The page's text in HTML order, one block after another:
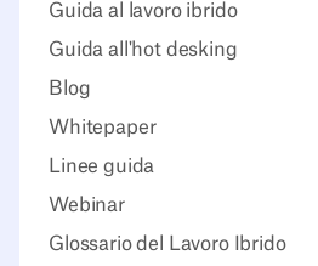
Guida al lavoro ibrido
Guida all'hot desking
Blog
Whitepaper
Linee guida
Webinar
Glossario del Lavoro Ibrido